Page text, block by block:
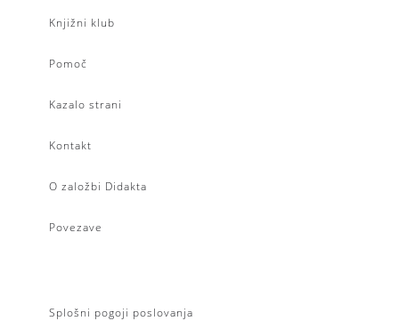
Knjižni klub
Pomoč
Kazalo strani
Kontakt
O založbi Didakta
Povezave
Splošni pogoji poslovanja